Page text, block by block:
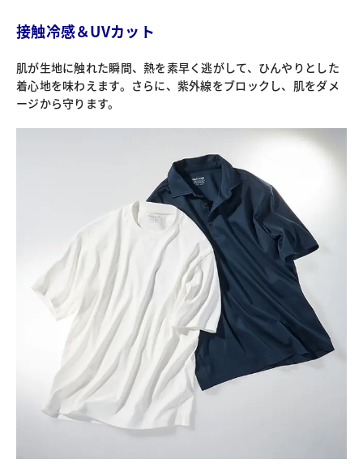
接触冷感＆UVカット
肌が生地に触れた瞬間、熱を素早く逃がして、ひんやりとした
着心地を味わえます。さらに、紫外線をブロックし、肌をダメ
ージから守ります。